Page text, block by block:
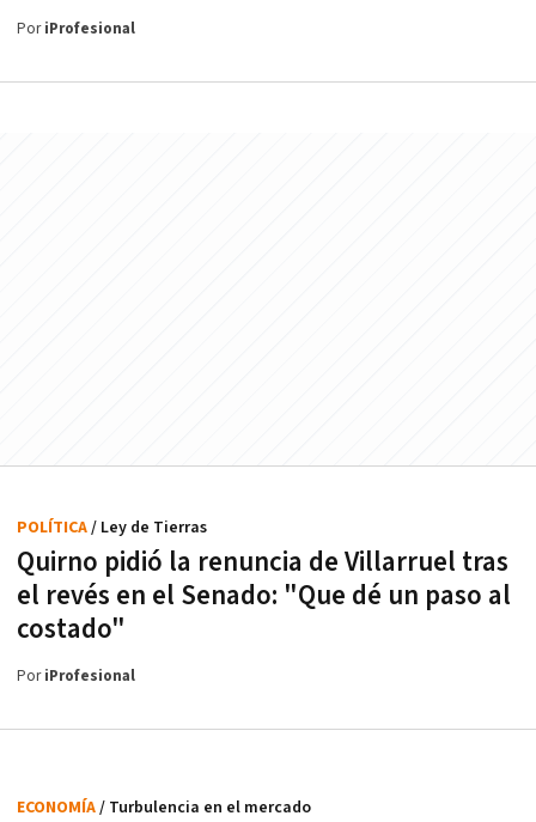
PoriProfesional
Quirno pidió la renuncia de Villarruel tras
el revés en el Senado: "Que dé un paso al
costado"
POLÍTICA/ Ley de Tierras
PoriProfesional
ECONOMÍA/ Turbulencia en el mercado